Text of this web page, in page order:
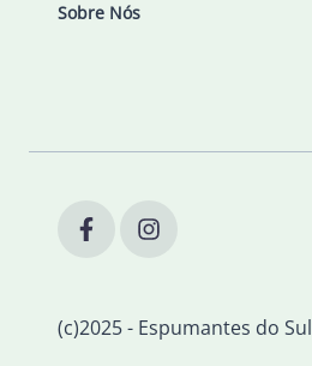
Sobre Nós
(c)2025 - Espumantes do Sul